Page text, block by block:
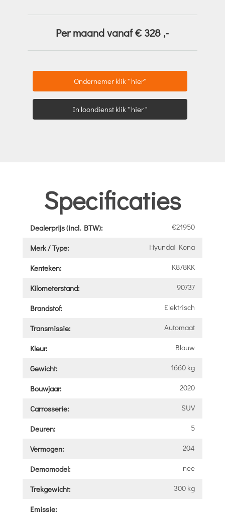
Per maand vanaf €328 ,-
Ondernemer klik " hier"
In loondienst klik " hier "
Specificaties
Dealerprijs (incl. BTW): €21950
Merk / Type: Hyundai Kona
Kenteken: K878KK
Kilometerstand: 90737
Brandstof: Elektrisch
Transmissie: Automaat
Kleur: Blauw
Gewicht: 1660 kg
Bouwjaar: 2020
Carrosserie: SUV
Deuren: 5
Vermogen: 204
Demomodel: nee
Trekgewicht: 300 kg
Emissie: